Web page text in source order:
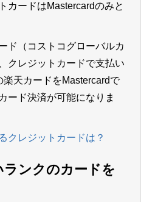
カードはMastercardのみと
ド（コストコグローバルカ
クレジットカードで支払い
天カードをMastercardで
ード決済が可能になりま
クレジットカードは？
ンクのカードを